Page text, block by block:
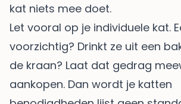
kat niets mee doet.
Let vooral op je individuele kat.
voorzichtig? Drinkt ze uit een
de kraan? Laat dat gedrag
aankopen. Dan wordt je katten